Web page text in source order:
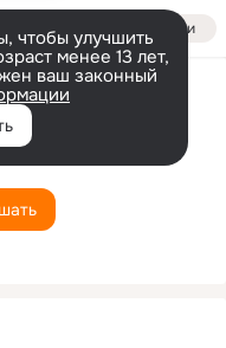
Войти
чтобы улучшить
менее 13 лет,
ваш законный